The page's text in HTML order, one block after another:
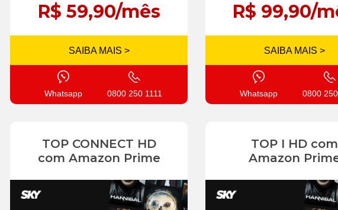
R$ 59,90/mês
SAIBA MAIS >
Whatsapp 0800 250 1111
R$ 99,90/
SAIBA MAIS >
Whatsapp 0800
TOP CONNECT HD
com Amazon Prime
TOP I HD com
Amazon